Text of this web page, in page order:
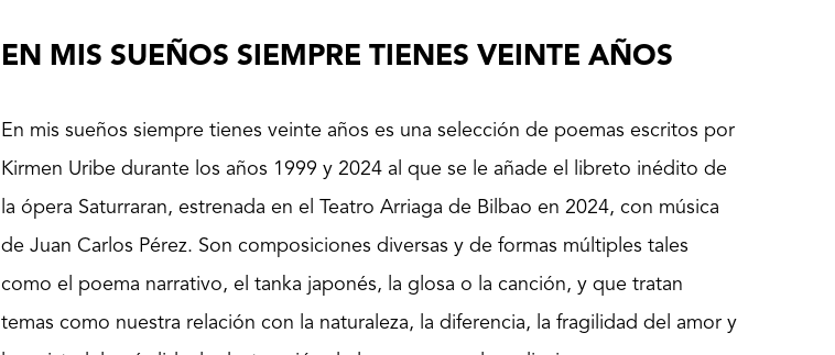
EN MIS SUEÑOS SIEMPRE TIENES VEINTE AÑOS
En mis sueños siempre tienes veinte años es una selección de poemas escritos por
Kirmen Uribe durante los años 1999 y 2024 al que se le añade el libreto inédito de
la ópera Saturraran, estrenada en el Teatro Arriaga de Bilbao en 2024, con música
de Juan Carlos Pérez. Son composiciones diversas y de formas múltiples tales
como el poema narrativo, el tanka japonés, la glosa o la canción, y que tratan
temas como nuestra relación con la naturaleza, la diferencia, la fragilidad del amor y